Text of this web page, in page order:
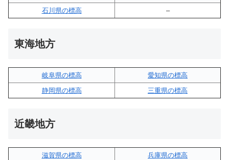
石川県の標高
–
東海地方
岐阜県の標高
愛知県の標高
静岡県の標高
三重県の標高
近畿地方
滋賀県の標高
兵庫県の標高